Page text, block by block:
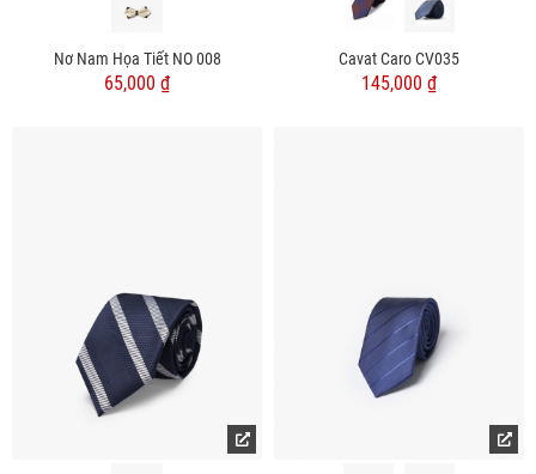
Nơ Nam Họa Tiết NO 008
65,000 ₫
Cavat Caro CV035
145,000 ₫